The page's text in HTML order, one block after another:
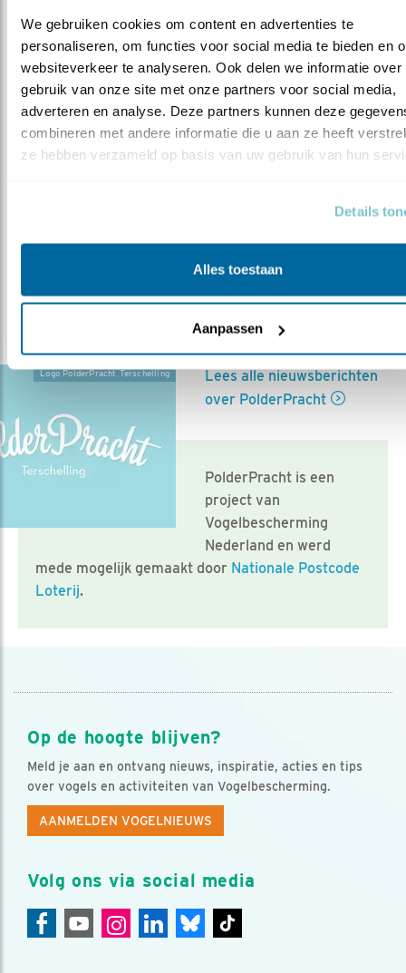
We gebruiken cookies om content en advertenties te
personaliseren, om functies voor social media te bieden en
websiteverkeer te analyseren. Ook delen we informatie over
gebruik van onze site met onze partners voor social media,
adverteren en analyse. Deze partners kunnen deze
combineren met andere informatie die u aan ze heeft
ze hebben verzameld op basis van uw gebruik van hun
Details
Alles toestaan
Aanpassen
Gruttokuiken /
Land van melk en
honing: De
avonturen van
het gruttokuiken
In deze korte animatiefilm
zeven centimeter groot en weegt 30 gram. In een
jungle van dik eentonig grasland probeer je een weg te
Logo PolderPracht Terschelling
Lees alle nieuwsberichten
over PolderPracht
PolderPracht is een
project van
Vogelbescherming
Nederland en werd
mede mogelijk gemaakt door Nationale Postcode
Loterij.
Op de hoogte blijven?
Meld je aan en ontvang nieuws, inspiratie, acties en tips
over vogels en activiteiten van Vogelbescherming.
AANMELDEN VOGELNIEUWS
Volg ons via social media